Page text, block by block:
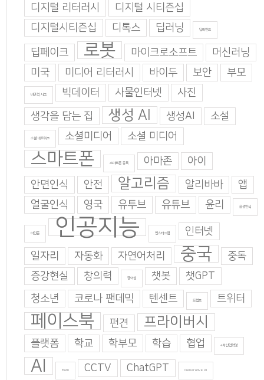
디지털 리터러시
디지털 시티즌십
디지털시티즌십
디톡스 딥러닝 딥마인드
딥페이크 로봇 마이크로소프트
머신러닝
미국
미디어 리터러시 바이두 보안 부모
비판적 사고 빅데이터 사물인터넷
사진
생각을 담는 집
생성 AI 생성AI 소설
소셜 네트워크 소셜미디어 소셜 미디어
스마트폰 스마트폰 중독 아마존
아이
안면인식
안전 알고리즘 알리바바
앱
얼굴인식
영국 유투브 유튜브 윤리 음성인식
이인준 인공지능 인스타그램 인터넷
일자리 자동화 자연어처리 중국
중독
증강현실
창의력 창의성 챗봇
챗GPT
청소년
코로나 팬데믹 텐센트 트럼프 트위터
페이스북 편견 프라이버시
플랫폼 학교 학부모 학습 협업 4차산업혁명
AI Burn CCTV ChatGPT Generative AI